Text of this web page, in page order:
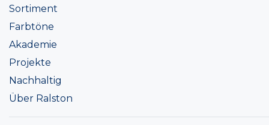
Sortiment
Farbtöne
Akademie
Projekte
Nachhaltig
Über Ralston